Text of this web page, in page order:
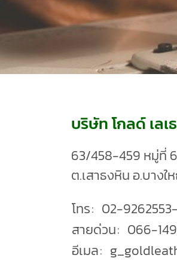
บริษัท โกลด์ เลเ
63/458-459 หมู่ที่
ต.เสาธงหิน อ.บางใ
โทร: 02-
สายด่วน: 066-
อีเมล: